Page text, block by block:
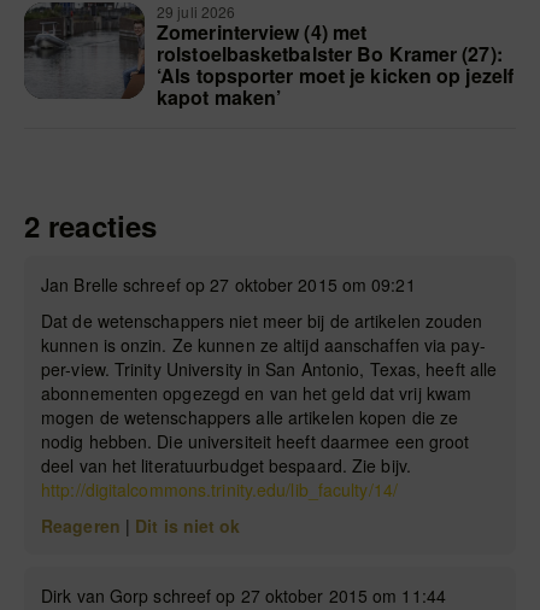
29 juli 2026
Zomerinterview (4) met
rolstoelbasketbalster Bo Kramer (27):
‘Als topsporter moet je kicken op jezelf
kapot maken’
2 reacties
Jan Brelle schreef op 27 oktober 2015 om 09:21
Dat de wetenschappers niet meer bij de artikelen zouden
kunnen is onzin. Ze kunnen ze altijd aanschaffen via pay-
per-view. Trinity University in San Antonio, Texas, heeft alle
abonnementen opgezegd en van het geld dat vrij kwam
mogen de wetenschappers alle artikelen kopen die ze
nodig hebben. Die universiteit heeft daarmee een groot
deel van het literatuurbudget bespaard. Zie bijv.
http://digitalcommons.trinity.edu/lib_faculty/14/
Reageren | Dit is niet ok
Dirk van Gorp schreef op 27 oktober 2015 om 11:44